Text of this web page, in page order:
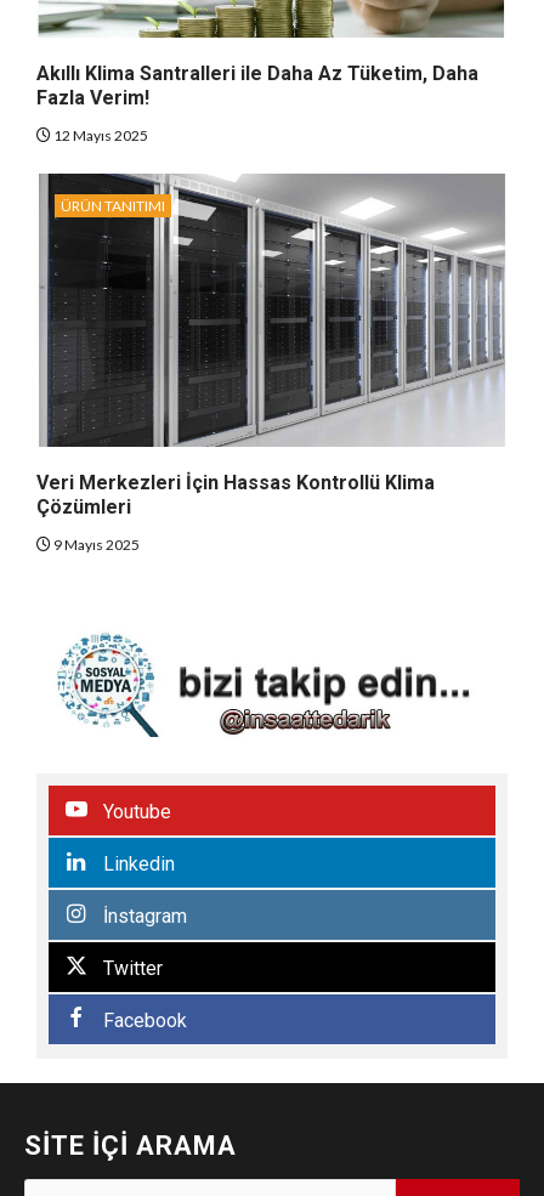
Akıllı Klima Santralleri ile Daha Az Tüketim, Daha
Fazla Verim!
12 Mayıs 2025
ÜRÜN TANITIMI
Veri Merkezleri İçin Hassas Kontrollü Klima
Çözümleri
9 Mayıs 2025
Youtube
Linkedin
İnstagram
Twitter
Facebook
SITE İÇI ARAMA